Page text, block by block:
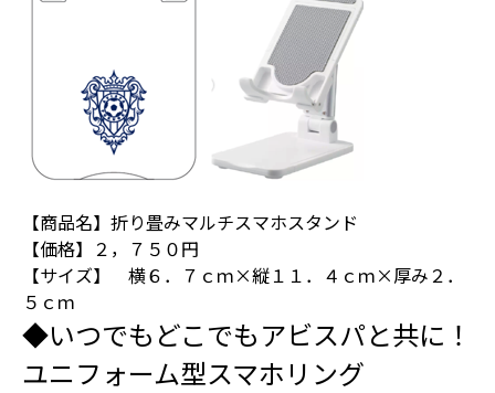
【商品名】折り畳みマルチスマホスタンド
【価格】２，７５０円
【サイズ】 横６．７ｃｍ×縦１１．４ｃｍ×厚み２．
５ｃｍ
◆いつでもどこでもアビスパと共に！
ユニフォーム型スマホリング